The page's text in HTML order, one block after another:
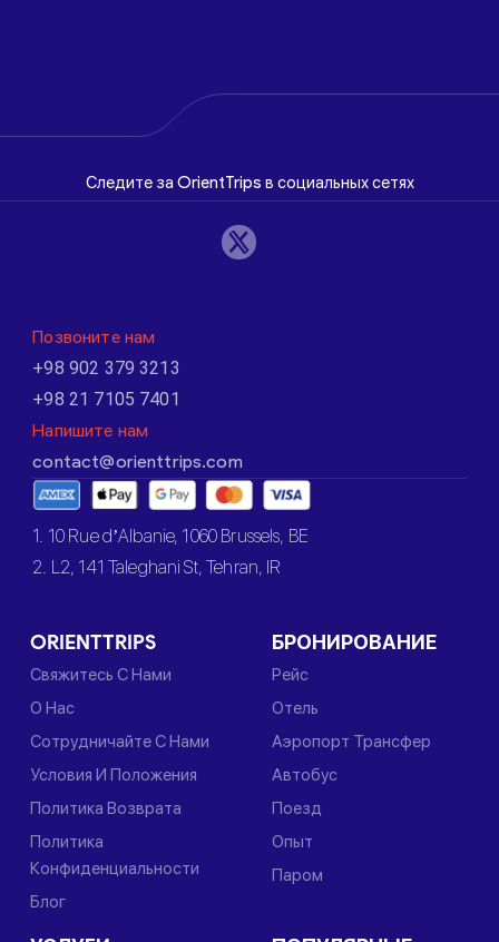
Следите за OrientTrips в социальных сетях
Позвоните нам
+98 902 379 3213
+98 21 7105 7401
Напишите нам
contact@orienttrips.com
1. 10 Rue d’Albanie, 1060 Brussels, BE
2. L2, 141 Taleghani St, Tehran, IR
ORIENTTRIPS
Свяжитесь С Нами
О Нас
Сотрудничайте С Нами
Условия И Положения
Политика Возврата
Политика
Конфиденциальности
Блог
БРОНИРОВАНИЕ
Рейс
Отель
Аэропорт Трансфер
Автобус
Поезд
Опыт
Паром